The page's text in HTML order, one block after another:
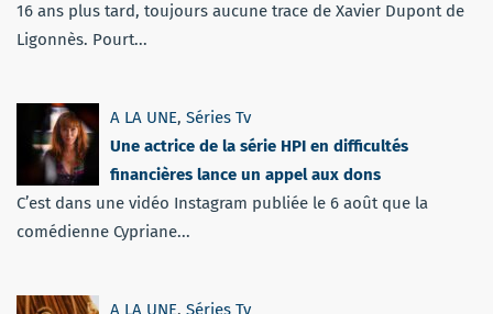
16 ans plus tard, toujours aucune trace de Xavier Dupont de
Ligonnès. Pourt...
A LA UNE, Séries Tv
Une actrice de la série HPI en difficultés
financières lance un appel aux dons
C’est dans une vidéo Instagram publiée le 6 août que la
comédienne Cypriane...
A LA UNE, Séries Tv